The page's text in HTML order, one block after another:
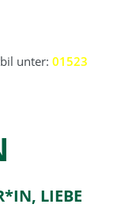
unter: 01523
LIEBE